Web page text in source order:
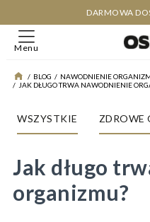
DARMOWA
Menu
/ BLOG / NAWODNIENIE
/ JAK DŁUGO TRWA NAWODNIENIE
WSZYSTKIE ZDROWE
Jak długo
organizmu?